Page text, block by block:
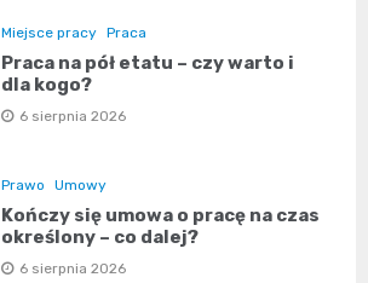
Miejsce pracy Praca
Praca na pół etatu – czy warto i
dla kogo?
6 sierpnia 2026
Prawo Umowy
Kończy się umowa o pracę na czas
określony – co dalej?
6 sierpnia 2026